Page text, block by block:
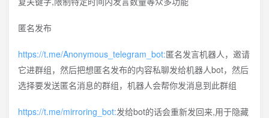
匿名发布
https://t.me/Anonymous_telegram_bot:匿名发言机器人，邀请
它进群组，然后把想匿名发布的内容私聊发给机器人bot，然后
选择要发送匿名消息的群组，机器人会帮你发消息到此群组
https://t.me/mirroring_bot:发给bot的话会重新发回来,用于隐藏